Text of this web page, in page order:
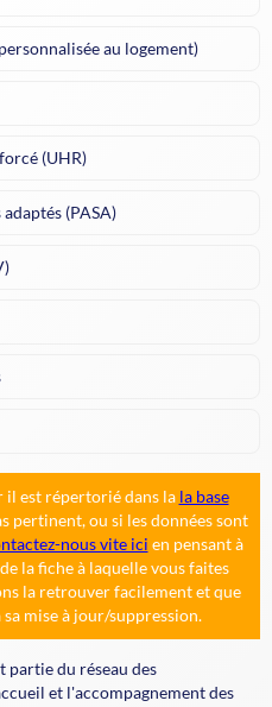
au logement)
(UHR)
(PASA)
est répertorié dans la la base
pertinent, ou si les données sont
nous vite ici en pensant à
la fiche à laquelle vous faites
la retrouver facilement et que
mise à jour/suppression.
partie du réseau des
et l'accompagnement des